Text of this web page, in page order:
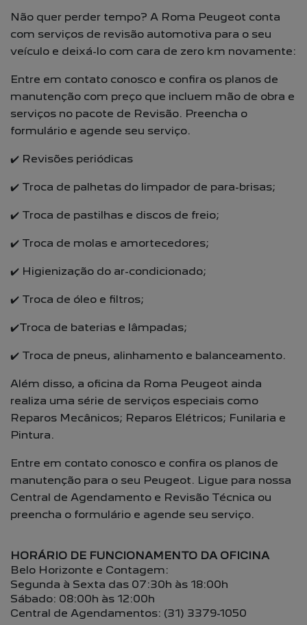
Não quer perder tempo? A Roma Peugeot conta
com serviços de revisão automotiva para o seu
veículo e deixá-lo com cara de zero km novamente:
Entre em contato conosco e confira os planos de
manutenção com preço que incluem mão de obra e
serviços no pacote de Revisão. Preencha o
formulário e agende seu serviço.
✔️ Revisões periódicas
✔️ Troca de palhetas do limpador de para-brisas;
✔️ Troca de pastilhas e discos de freio;
✔️ Troca de molas e amortecedores;
✔️ Higienização do ar-condicionado;
✔️ Troca de óleo e filtros;
✔️Troca de baterias e lâmpadas;
✔️ Troca de pneus, alinhamento e balanceamento.
Além disso, a oficina da Roma Peugeot ainda
realiza uma série de serviços especiais como
Reparos Mecânicos; Reparos Elétricos; Funilaria e
Pintura.
Entre em contato conosco e confira os planos de
manutenção para o seu Peugeot. Ligue para nossa
Central de Agendamento e Revisão Técnica ou
preencha o formulário e agende seu serviço.
HORÁRIO DE FUNCIONAMENTO DA OFICINA
Belo Horizonte e Contagem:
Segunda à Sexta das 07:30h às 18:00h
Sábado: 08:00h às 12:00h
Central de Agendamentos: (31) 3379-1050